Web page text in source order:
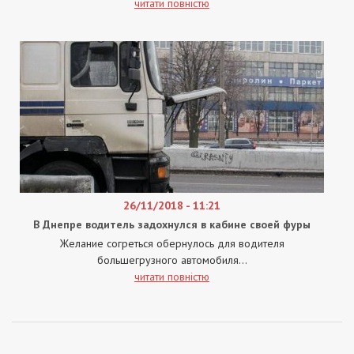
читати повністю
26/11/2018 - 11:21
В Днепре водитель задохнулся в кабине своей фуры
Желание согреться обернулось для водителя
большегрузного автомобиля...
читати повністю